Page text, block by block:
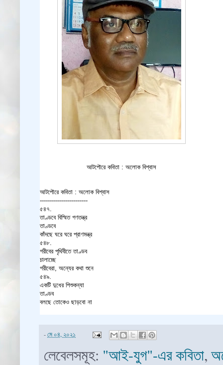
আটপৌরে কবিতা : অলোক বিশ্বাস
আটপৌরে কবিতা : অলোক বিশ্বাস
------------------------
৫৪৭.
তাণ্ডবে বিস্মিত গণতন্ত্র
তাণ্ডবে
কাঁদছে ঘরে ঘরে প্রাণমন্ত্র
৫৪৮.
গরীবের পৃথিবীতে তাণ্ডব
চালাচ্ছে
গরীবেরা, অন্যের কথা শুনে
৫৪৯.
একটি দুধের শিশুকন্যা
তাণ্ডব
বলছে তোকেও ছাড়বো না
-মে ০৪, ২০২১
লেবেলসমূহ: "আই-যুগ"-এর কবিতা,